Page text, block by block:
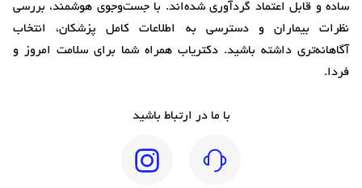
ساده و قابل اعتماد گردآوری شده‌اند. با جست‌وجوی هوشمند، بررسی
نظرات بیماران و دسترسی به اطلاعات کامل پزشکان، انتخاب
آگاهانه‌تری داشته باشید. دکتریاب همراه شما برای سلامت امروز و
فردا.
با ما در ارتباط باشید